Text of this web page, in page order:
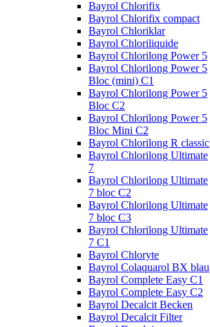
Bayrol Chlorifix
Bayrol Chlorifix compact
Bayrol Chloriklar
Bayrol Chloriliquide
Bayrol Chlorilong Power 5
Bayrol Chlorilong Power 5
Bloc (mini) C1
Bayrol Chlorilong Power 5
Bloc C2
Bayrol Chlorilong Power 5
Bloc Mini C2
Bayrol Chlorilong R classic
Bayrol Chlorilong Ultimate
7
Bayrol Chlorilong Ultimate
7 bloc C2
Bayrol Chlorilong Ultimate
7 bloc C3
Bayrol Chlorilong Ultimate
7 C1
Bayrol Chloryte
Bayrol Colaquarol BX blau
Bayrol Complete Easy C1
Bayrol Complete Easy C2
Bayrol Decalcit Becken
Bayrol Decalcit Filter